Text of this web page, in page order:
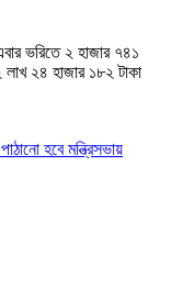
ভরিতে ২ হাজার ৭৪১
লাখ ২৪ হাজার ১৮২ টাকা